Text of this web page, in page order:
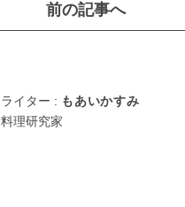
前の記事へ
ライター : もあいかすみ
料理研究家